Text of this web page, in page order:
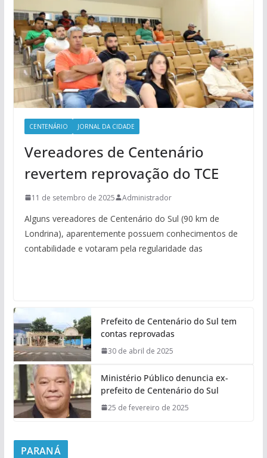
CENTENÁRIO JORNAL DA CIDADE
Vereadores de Centenário
revertem reprovação do TCE
11 de setembro de 2025 Administrador
Alguns vereadores de Centenário do Sul (90 km de
Londrina), aparentemente possuem conhecimentos de
contabilidade e votaram pela regularidade das
Prefeito de Centenário do Sul tem
contas reprovadas
30 de abril de 2025
Ministério Público denuncia ex-
prefeito de Centenário do Sul
25 de fevereiro de 2025
PARANÁ